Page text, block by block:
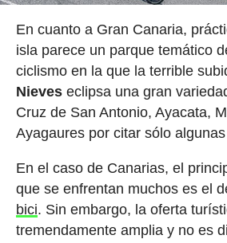
En cuanto a Gran Canaria,
isla parece un parque temático
ciclismo en la que la terrible
Nieveseclipsa una gran
Cruz de San Antonio, Ayacata,
Ayagaures por citar sólo
En el caso de Canarias, el
que se enfrentan muchos es el
bici. Sin embargo, la oferta
tremendamente amplia y no es